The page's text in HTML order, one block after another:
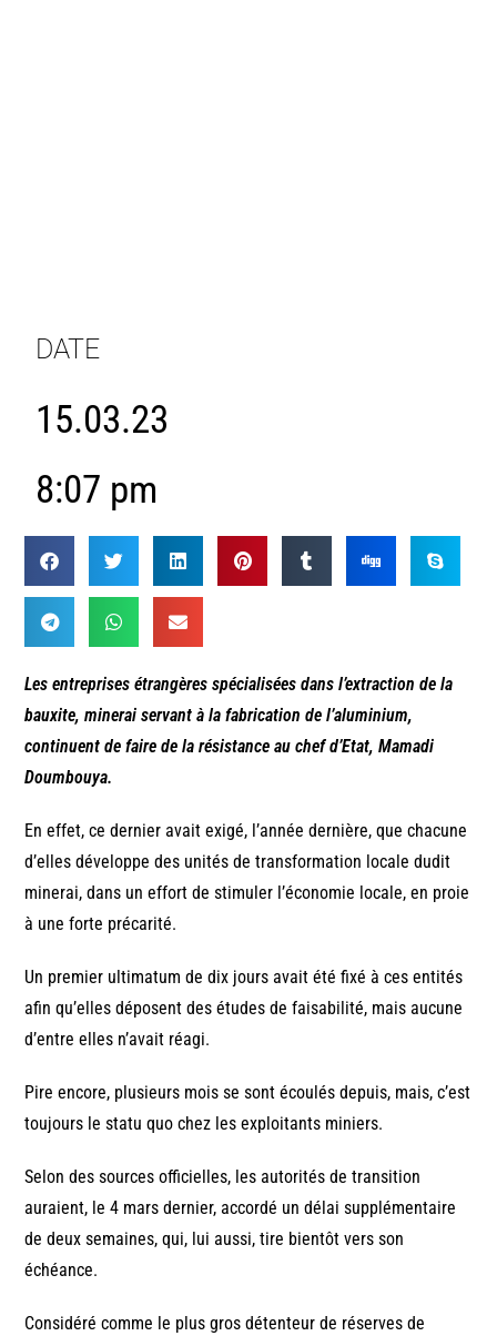
DATE
15.03.23
8:07 pm
Les entreprises étrangères spécialisées dans l’extraction de la
bauxite, minerai servant à la fabrication de l’aluminium,
continuent de faire de la résistance au chef d’Etat, Mamadi
Doumbouya.
En effet, ce dernier avait exigé, l’année dernière, que chacune
d’elles développe des unités de transformation locale dudit
minerai, dans un effort de stimuler l’économie locale, en proie
à une forte précarité.
Un premier ultimatum de dix jours avait été fixé à ces entités
afin qu’elles déposent des études de faisabilité, mais aucune
d’entre elles n’avait réagi.
Pire encore, plusieurs mois se sont écoulés depuis, mais, c’est
toujours le statu quo chez les exploitants miniers.
Selon des sources officielles, les autorités de transition
auraient, le 4 mars dernier, accordé un délai supplémentaire
de deux semaines, qui, lui aussi, tire bientôt vers son
échéance.
Considéré comme le plus gros détenteur de réserves de